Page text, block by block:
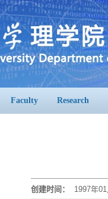
Faculty Research
创建时间： 1997年